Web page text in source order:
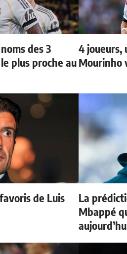
des 3
plus proche au
4 joueurs,
Mourinho
de Luis
La
Mbappé